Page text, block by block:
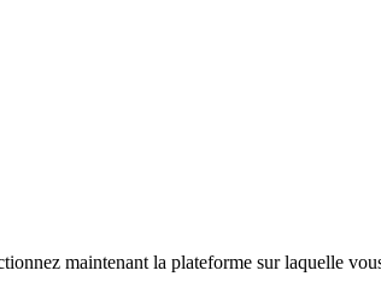
maintenant la plateforme sur laquelle